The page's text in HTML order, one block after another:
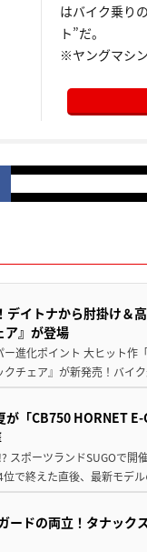
はバイク乗り
ト”だ。
※ヤングマシン
デイトナから肘掛け＆
ア』が登場
進化ポイント 大ヒット作
クチェア』が新発売！バイ
が「CB750 HORNET
スポーツランドSUGOで開
で終えた直後、最新モデ
ードの両立！タナッ